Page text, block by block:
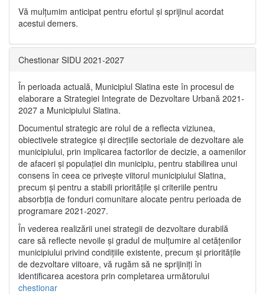
Vă mulţumim anticipat pentru efortul şi sprijinul acordat
acestui demers.
Chestionar SIDU 2021-2027
În perioada actuală, Municipiul Slatina este în procesul de
elaborare a Strategiei Integrate de Dezvoltare Urbană 2021‐
2027 a Municipiului Slatina.
Documentul strategic are rolul de a reflecta viziunea,
obiectivele strategice și direcțiile sectoriale de dezvoltare ale
municipiului, prin implicarea factorilor de decizie, a oamenilor
de afaceri și populației din municipiu, pentru stabilirea unui
consens în ceea ce privește viitorul municipiului Slatina,
precum și pentru a stabili prioritățile și criteriile pentru
absorbția de fonduri comunitare alocate pentru perioada de
programare 2021-2027.
În vederea realizării unei strategii de dezvoltare durabilă
care să reflecte nevoile și gradul de mulțumire al cetățenilor
municipiului privind condițiile existente, precum și prioritățile
de dezvoltare viitoare, vă rugăm să ne sprijiniți în
identificarea acestora prin completarea următorului
chestionar